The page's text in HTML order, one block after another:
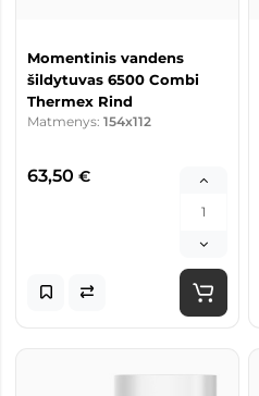
Momentinis vandens
šildytuvas 6500 Combi
Thermex Rind
Matmenys: 154x112
63,50 €